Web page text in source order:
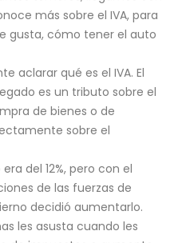
más sobre el IVA, para
gusta, cómo tener el auto
aclarar qué es el IVA. El
es un tributo sobre el
de bienes o de
sobre el
del 12%, pero con el
de las fuerzas de
decidió aumentarlo.
les asusta cuando les